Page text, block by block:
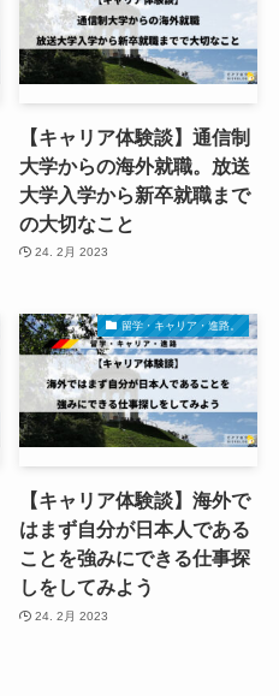
【キャリア体験談】通信制
大学からの海外就職。放送
大学入学から新卒就職まで
の大切なこと
24. 2月 2023
留学・キャリア・進路。
【キャリア体験談】海外で
はまず自分が日本人である
ことを強みにできる仕事探
しをしてみよう
24. 2月 2023